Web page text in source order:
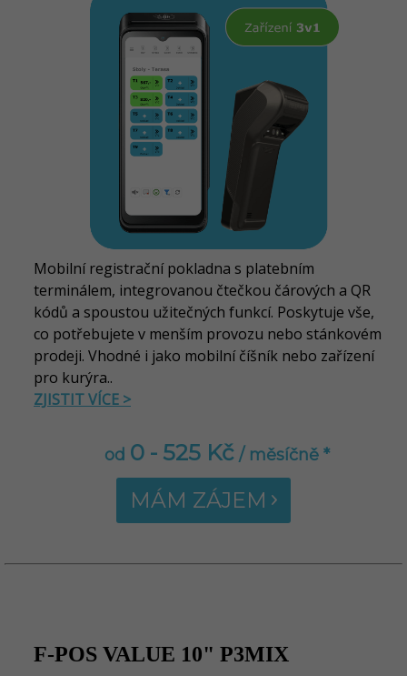
Mobilní registrační pokladna s platebním
terminálem, integrovanou čtečkou čárových a QR
kódů a spoustou užitečných funkcí. Poskytuje vše,
co potřebujete v menším provozu nebo stánkovém
prodeji. Vhodné i jako mobilní číšník nebo zařízení
pro kurýra..
ZJISTIT VÍCE >
od 0 - 525 Kč / měsíčně *
MÁM ZÁJEM
F-POS VALUE 10" P3MIX